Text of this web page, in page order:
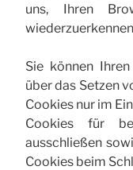
uns, Ihren
Sie können
über das Setzen
Cookies nur im
Cookies für
ausschließen
Cookies beim